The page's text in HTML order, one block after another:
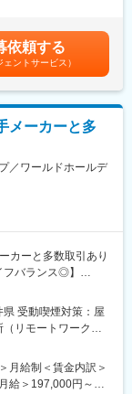
度が整っており、
す。
、約1年間の研修制
きる体制を構築し
的にはエンドユー
ございません。
知識と生産性改善
ることが可能で
います。
安の金額であり、選
月額)は固定手当を含
依頼する
ェントサービス）
メーカーと多
／ワールドホールデ
カーと多数取引あり
バランス◎】
その結果と考察を
ジニアになるまで
受動喫煙対策：屋
リモートワーク含
月給制＜賃金内訳＞
給＞197,000円～